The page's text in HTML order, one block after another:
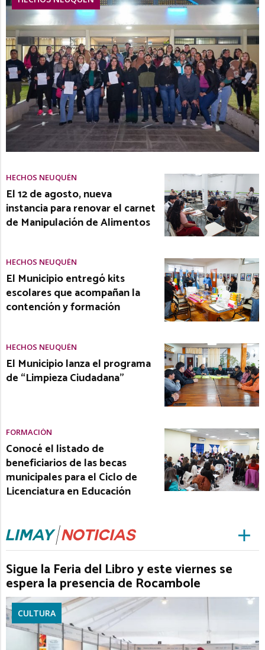
HECHOS NEUQUÉN
El 12 de agosto, nueva
instancia para renovar el carnet
de Manipulación de Alimentos
HECHOS NEUQUÉN
El Municipio entregó kits
escolares que acompañan la
contención y formación
HECHOS NEUQUÉN
El Municipio lanza el programa
de “Limpieza Ciudadana”
FORMACIÓN
Conocé el listado de
beneficiarios de las becas
municipales para el Ciclo de
Licenciatura en Educación
Sigue la Feria del Libro y este viernes se
espera la presencia de Rocambole
CULTURA